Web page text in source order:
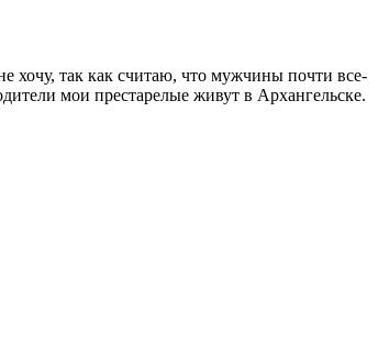
так как считаю, что мужчины почти все-
мои престарелые живут в Архангельске.